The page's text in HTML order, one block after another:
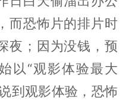
而恐怖片的排片时
夜；因为没钱，预
以“观影体验最大
到观影体验，恐怖